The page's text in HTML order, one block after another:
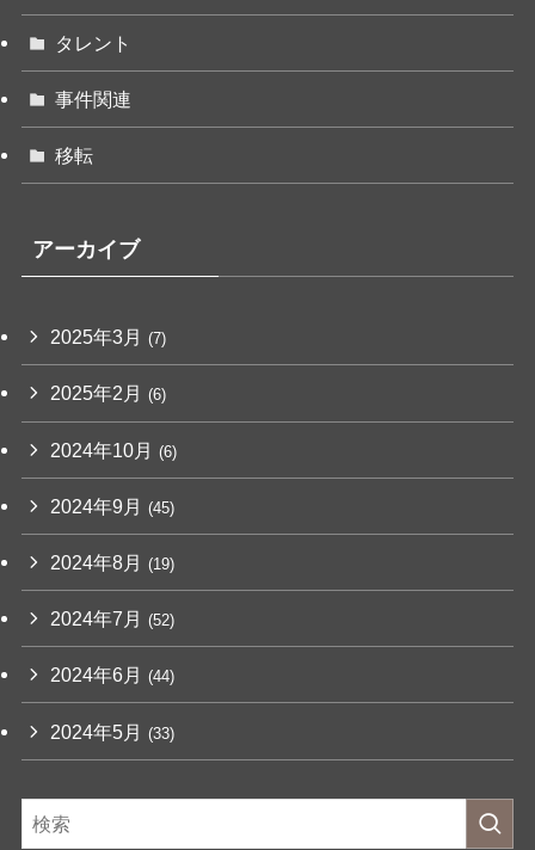
タレント
事件関連
移転
アーカイブ
2025年3月 (7)
2025年2月 (6)
2024年10月 (6)
2024年9月 (45)
2024年8月 (19)
2024年7月 (52)
2024年6月 (44)
2024年5月 (33)